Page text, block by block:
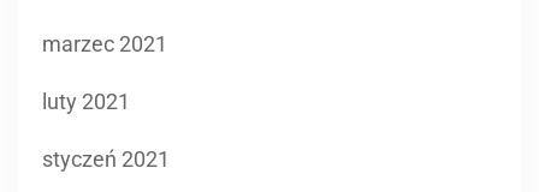
marzec 2021
luty 2021
styczeń 2021